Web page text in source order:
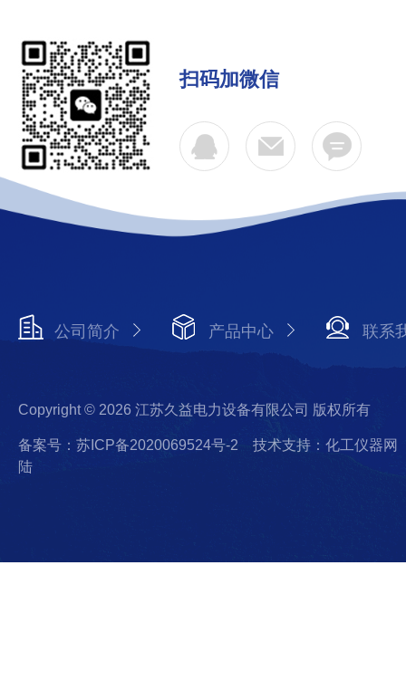
扫码加微信
公司简介 产品中心 联系
Copyright © 2026 江苏久益电力设备有限公司 版权所有
备案号：苏ICP备2020069524号-2
技术支持：化工仪器网
陆